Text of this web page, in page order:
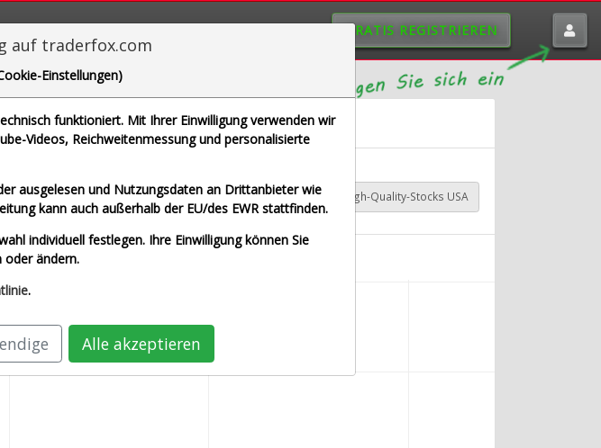
GRATIS REGISTRIEREN
Infront USA 500 Infront USA Industrial TraderFox High-Quality-Stocks USA
auf traderfox.com
Einstellungen)
funktioniert. Mit Ihrer Einwilligung verwenden wir
Videos, Reichweitenmessung und personalisierte
ausgelesen und Nutzungsdaten an Drittanbieter wie
kann auch außerhalb der EU/des EWR stattfinden.
individuell festlegen. Ihre Einwilligung können Sie
ändern.
.
Alle akzeptieren